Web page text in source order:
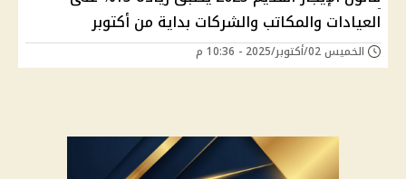
العيادات والمكاتب والشركات بداية من أكتوبر
الخميس 02/أكتوبر/2025 - 10:36 م